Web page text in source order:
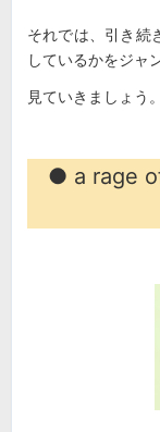
それでは、引き続
しているかをジャ
見ていきましょう。
● a rage